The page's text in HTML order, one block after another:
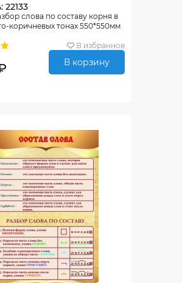
22133
слова по составу корня в
коричневых тонах 550*550мм
В избранное
В корзину